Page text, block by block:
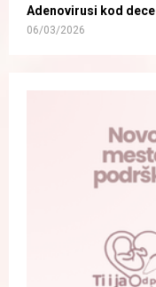
Adenovirusi kod dece
06/03/2026